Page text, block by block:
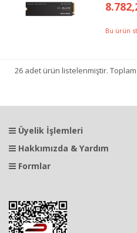
Bu ürün
26 adet ürün listelenmiştir.
Üyelik İşlemleri
Hakkımızda & Yardım
Formlar